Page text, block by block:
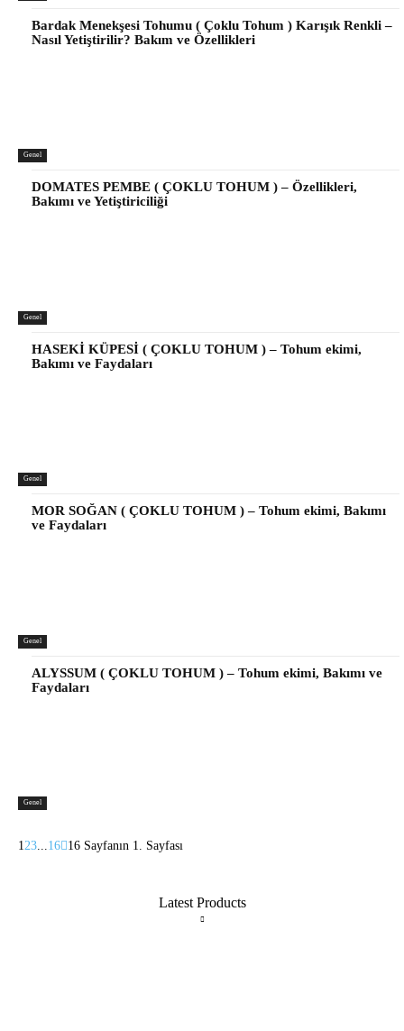
Genel
Bardak Menekşesi Tohumu ( Çoklu Tohum ) Karışık Renkli –
Nasıl Yetiştirilir? Bakım ve Özellikleri
Genel
DOMATES PEMBE ( ÇOKLU TOHUM ) – Özellikleri,
Bakımı ve Yetiştiriciliği
Genel
HASEKİ KÜPESİ ( ÇOKLU TOHUM ) – Tohum ekimi,
Bakımı ve Faydaları
Genel
MOR SOĞAN ( ÇOKLU TOHUM ) – Tohum ekimi, Bakımı
ve Faydaları
Genel
ALYSSUM ( ÇOKLU TOHUM ) – Tohum ekimi, Bakımı ve
Faydaları
1 23 16 16 Sayfanın 1. Sayfası
Latest Products